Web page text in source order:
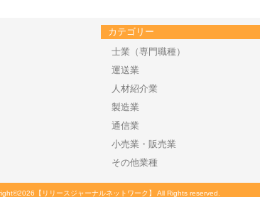
カテゴリー
士業（専門職種）
運送業
人材紹介業
製造業
通信業
小売業・販売業
その他業種
【リリースジャーナルネットワーク】 All Rights reserved.